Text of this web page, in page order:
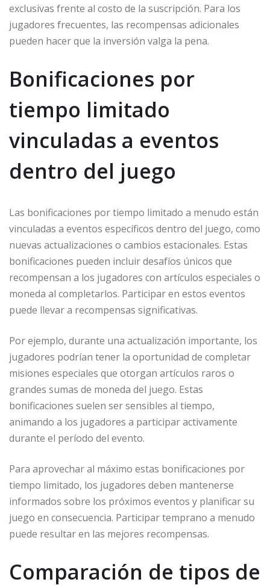
exclusivas frente al costo de la suscripción. Para los
jugadores frecuentes, las recompensas adicionales
pueden hacer que la inversión valga la pena.
Bonificaciones por
tiempo limitado
vinculadas a eventos
dentro del juego
Las bonificaciones por tiempo limitado a menudo están
vinculadas a eventos específicos dentro del juego, como
nuevas actualizaciones o cambios estacionales. Estas
bonificaciones pueden incluir desafíos únicos que
recompensan a los jugadores con artículos especiales o
moneda al completarlos. Participar en estos eventos
puede llevar a recompensas significativas.
Por ejemplo, durante una actualización importante, los
jugadores podrían tener la oportunidad de completar
misiones especiales que otorgan artículos raros o
grandes sumas de moneda del juego. Estas
bonificaciones suelen ser sensibles al tiempo,
animando a los jugadores a participar activamente
durante el período del evento.
Para aprovechar al máximo estas bonificaciones por
tiempo limitado, los jugadores deben mantenerse
informados sobre los próximos eventos y planificar su
juego en consecuencia. Participar temprano a menudo
puede resultar en las mejores recompensas.
Comparación de tipos de